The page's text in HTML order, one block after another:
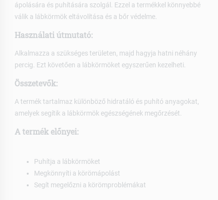
ápolására és puhítására szolgál. Ezzel a termékkel könnyebbé
válik a lábkörmök eltávolítása és a bőr védelme.
Használati útmutató:
Alkalmazza a szükséges területen, majd hagyja hatni néhány
percig. Ezt követően a lábkörmöket egyszerűen kezelheti.
Összetevők:
A termék tartalmaz különböző hidratáló és puhító anyagokat,
amelyek segítik a lábkörmök egészségének megőrzését.
A termék előnyei:
Puhítja a lábkörmöket
Megkönnyíti a körömápolást
Segít megelőzni a körömproblémákat